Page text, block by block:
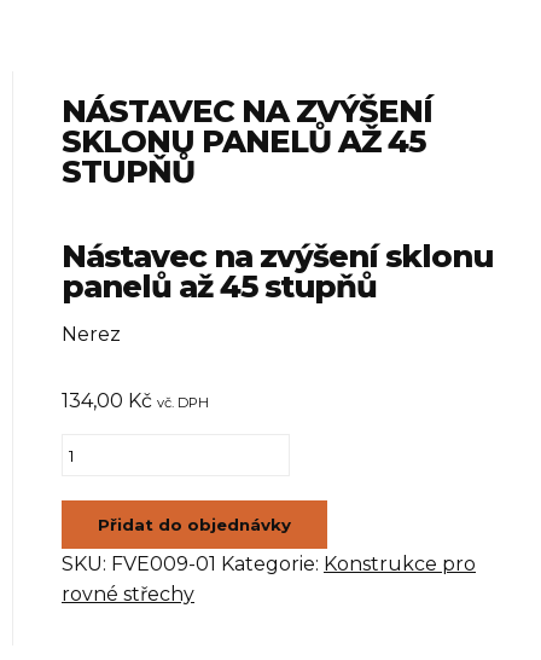
NÁSTAVEC NA ZVÝŠENÍ
SKLONU PANELŮ AŽ 45
STUPŇŮ
Nástavec na zvýšení sklonu
panelů až 45 stupňů
Nerez
134,00 Kč vč. DPH
Nástavec
zvýšení
sklonu
panelů
až
Přidat do objednávky
SKU: FVE009-01 Kategorie: Konstrukce pro
rovné střechy